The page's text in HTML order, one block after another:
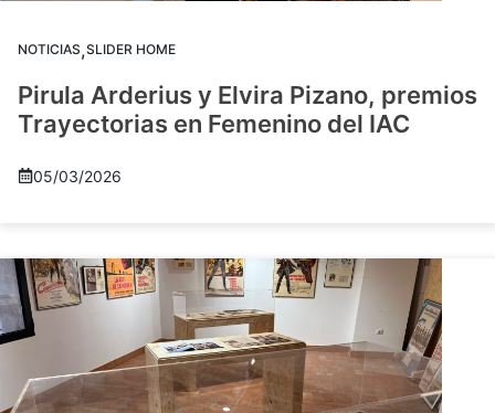
NOTICIAS,SLIDER HOME
Pirula Arderius y Elvira Pizano, premios
Trayectorias en Femenino del IAC
05/03/2026